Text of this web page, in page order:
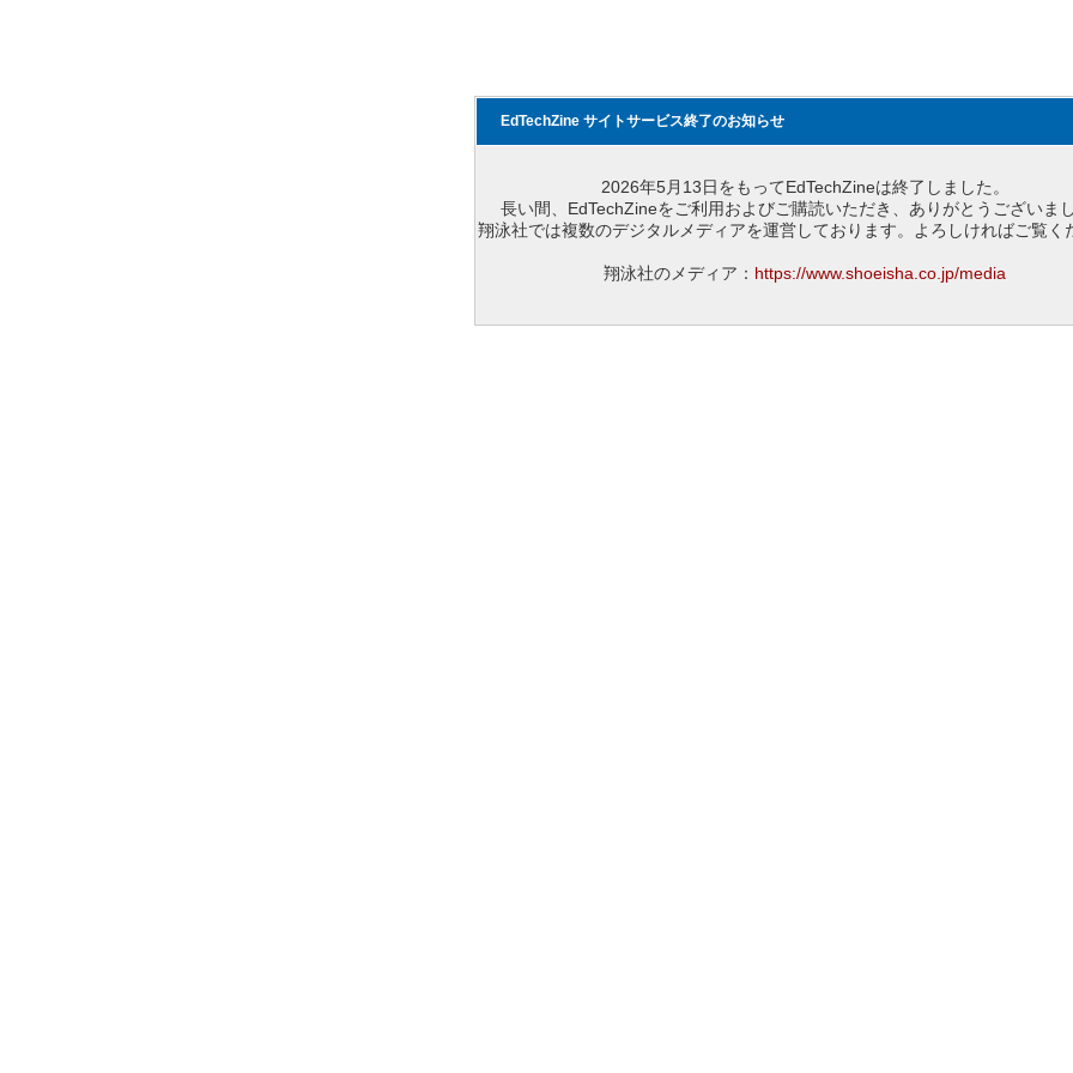
EdTechZine サイトサービス終了のお知らせ
2026年5月13日をもってEdTechZineは終了しました。
長い間、EdTechZineをご利用およびご購読いただき、ありがとうございまし
翔泳社では複数のデジタルメディアを運営しております。よろしければご覧く
翔泳社のメディア： https://www.shoeisha.co.jp/media